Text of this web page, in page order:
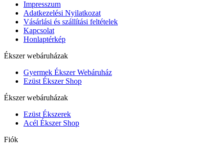
Impresszum
Adatkezelési Nyilatkozat
Vásárlási és szállítási feltételek
Kapcsolat
Honlaptérkép
Ékszer webáruházak
Gyermek Ékszer Webáruház
Ezüst Ékszer Shop
Ékszer webáruházak
Ezüst Ékszerek
Acél Ékszer Shop
Fiók